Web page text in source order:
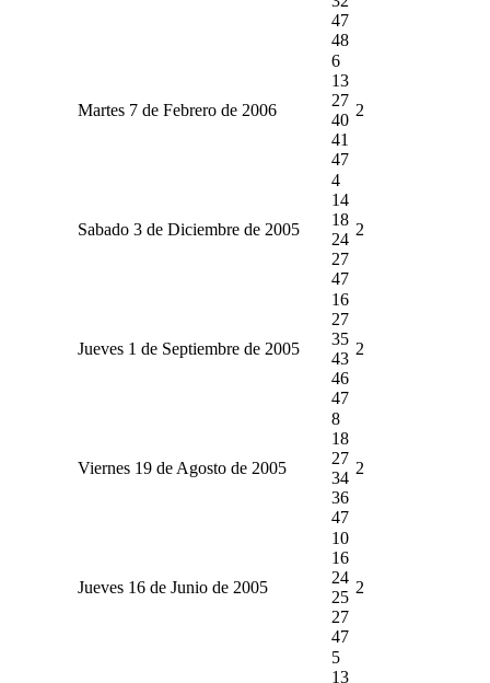
47
48
Martes 7 de Febrero de 2006
6
13
27
40
41
47
2
Sabado 3 de Diciembre de 2005
4
14
18
24
27
47
2
Jueves 1 de Septiembre de 2005
16
27
35
43
46
47
2
Viernes 19 de Agosto de 2005
8
18
27
34
36
47
2
Jueves 16 de Junio de 2005
10
16
24
25
27
47
2
5
13